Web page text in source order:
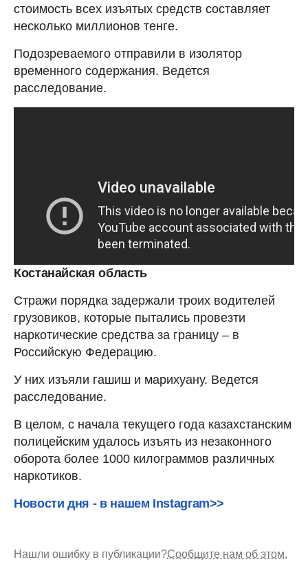
стоимость всех изъятых средств составляет
несколько миллионов тенге.
Подозреваемого отправили в изолятор
временного содержания. Ведется
расследование.
Костанайская область
Стражи порядка задержали троих водителей
грузовиков, которые пытались провезти
наркотические средства за границу – в
Российскую Федерацию.
У них изъяли гашиш и марихуану. Ведется
расследование.
В целом, с начала текущего года казахстанским
полицейским удалось изъять из незаконного
оборота более 1000 килограммов различных
наркотиков.
Новости дня - в нашем Instagram>>
Нашли ошибку в публикации?Сообщите нам об этом.